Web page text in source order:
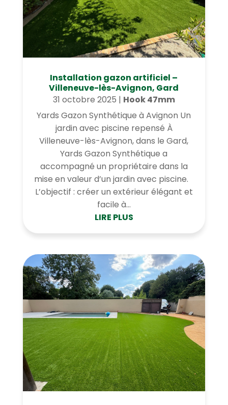
Installation gazon artificiel –
Villeneuve-lès-Avignon, Gard
31 octobre 2025 | Hook 47mm
Yards Gazon Synthétique à Avignon Un
jardin avec piscine repensé À
Villeneuve-lès-Avignon, dans le Gard,
Yards Gazon Synthétique a
accompagné un propriétaire dans la
mise en valeur d’un jardin avec piscine.
L’objectif : créer un extérieur élégant et
facile à...
LIRE PLUS